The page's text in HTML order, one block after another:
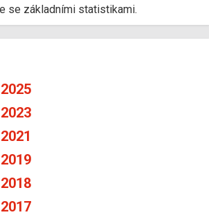
se základními statistikami.